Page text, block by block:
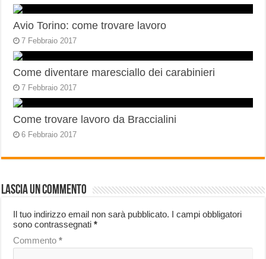
Avio Torino: come trovare lavoro
7 Febbraio 2017
Come diventare maresciallo dei carabinieri
7 Febbraio 2017
Come trovare lavoro da Braccialini
6 Febbraio 2017
Lascia un commento
Il tuo indirizzo email non sarà pubblicato. I campi obbligatori
sono contrassegnati*
Commento*